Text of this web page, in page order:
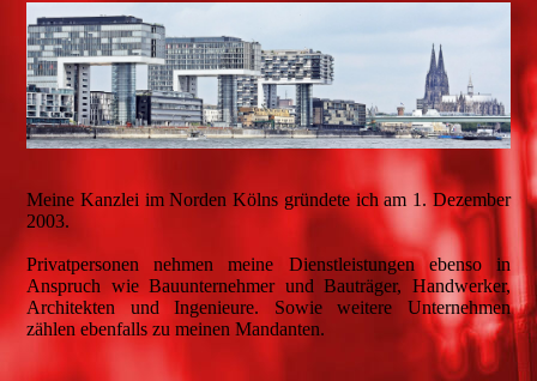
Meine Kanzlei im Norden Kölns gründete ich am 1. Dezember
2003.
Privatpersonen nehmen meine Dienstleistungen ebenso in
Anspruch wie Bauunternehmer und Bauträger, Handwerker,
Architekten und Ingenieure. Sowie weitere Unternehmen
zählen ebenfalls zu meinen Mandanten.